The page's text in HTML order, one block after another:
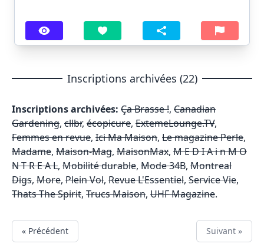
Inscriptions archivées (22)
Inscriptions archivées: Ça Brasse !, Canadian
Gardening, cllbr, écopicure, ExtemeLounge.TV,
Femmes en revue, Ici Ma Maison, Le magazine Perle,
Madame, Maison-Mag, MaisonMax, M E D I A i n M O
N T R E A L, Mobilité durable, Mode 34B, Montreal
Digs, More, Plein Vol, Revue L'Essentiel, Service Vie,
Thats The Spirit, Trucs Maison, UHF Magazine.
« Précédent Suivant »